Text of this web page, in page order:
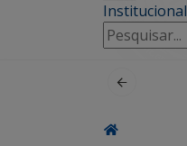
Institucional
Pesquisar
por: